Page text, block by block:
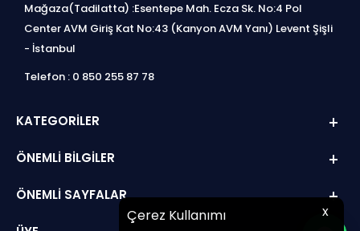
Mağaza(Tadilatta) :Esentepe Mah. Ecza Sk. No:4 Pol
Center AVM Giriş Kat No:43 (Kanyon AVM Yanı) Levent Şişli
- İstanbul
Telefon : 0 850 255 87 78
KATEGORILER
ÖNEMLI BILGILER
ÖNEMLI SAYFALAR